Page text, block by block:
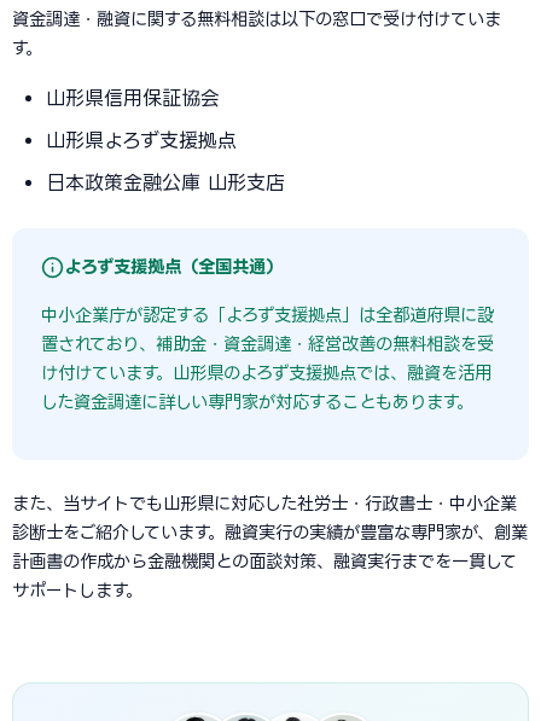
資金調達・融資に関する無料相談は以下の窓口で受け付けていま
す。
山形県信用保証協会
山形県よろず支援拠点
日本政策金融公庫 山形支店
よろず支援拠点（全国共通）
中小企業庁が認定する「よろず支援拠点」は全都道府県に設
置されており、補助金・資金調達・経営改善の無料相談を受
け付けています。山形県のよろず支援拠点では、融資を活用
した資金調達に詳しい専門家が対応することもあります。
また、当サイトでも山形県に対応した社労士・行政書士・中小企業
診断士をご紹介しています。融資実行の実績が豊富な専門家が、創業
計画書の作成から金融機関との面談対策、融資実行までを一貫して
サポートします。